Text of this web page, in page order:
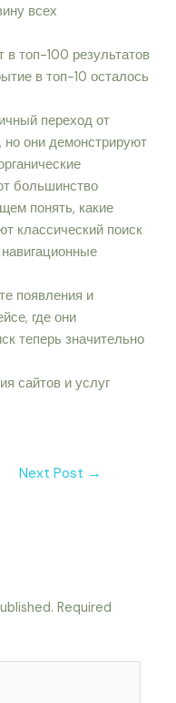
всех
топ-100 результатов
в топ-10 осталось
переход от
но они демонстрируют
большинство
понять, какие
классический поиск
появления и
где они
теперь значительно
сайтов и услуг
Next Post →
Required